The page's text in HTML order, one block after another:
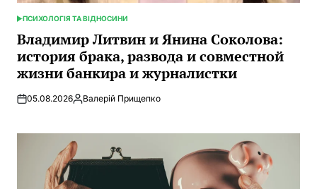
ОПУБЛИКОВАНО
В
ПСИХОЛОГІЯ ТА ВІДНОСИНИ
Владимир Литвин и Янина Соколова:
история брака, развода и совместной
жизни банкира и журналистки
05.08.2026Запись
Валерій Прищепко